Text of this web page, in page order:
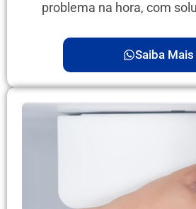
problema na hora, com
Saiba Mais